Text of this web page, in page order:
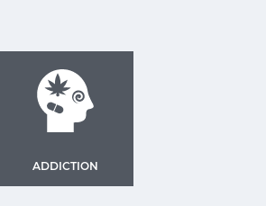
ADDICTION